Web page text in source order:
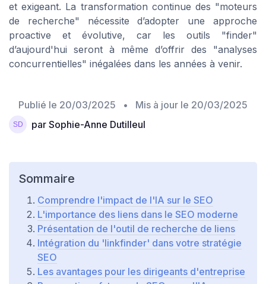
et exigeant. La transformation continue des "moteurs
de recherche" nécessite d’adopter une approche
proactive et évolutive, car les outils "finder"
d’aujourd'hui seront à même d’offrir des "analyses
concurrentielles" inégalées dans les années à venir.
Publié le 20/03/2025 • Mis à jour le 20/03/2025
par Sophie-Anne Dutilleul
Sommaire
Comprendre l'impact de l'IA sur le SEO
L'importance des liens dans le SEO moderne
Présentation de l'outil de recherche de liens
Intégration du 'linkfinder' dans votre stratégie
SEO
Les avantages pour les dirigeants d'entreprise